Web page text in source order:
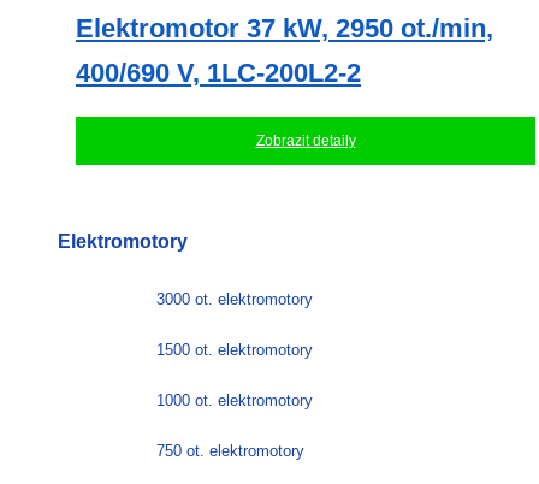
Elektromotor 37 kW, 2950 ot./min,
400/690 V, 1LC-200L2-2
Zobrazit detaily
Elektromotory
3000 ot. elektromotory
1500 ot. elektromotory
1000 ot. elektromotory
750 ot. elektromotory